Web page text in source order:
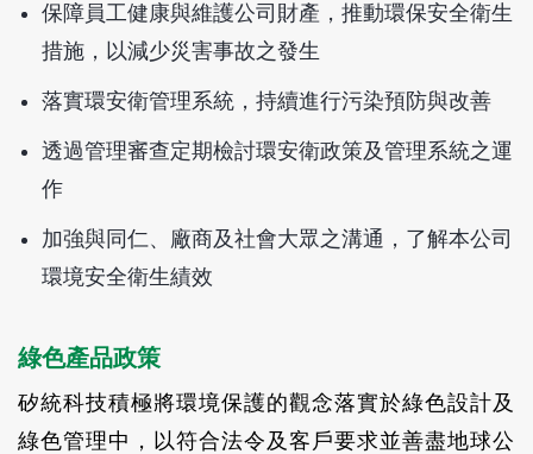
保障員工健康與維護公司財產，推動環保安全衛生
措施，以減少災害事故之發生
落實環安衛管理系統，持續進行污染預防與改善
透過管理審查定期檢討環安衛政策及管理系統之運
作
加強與同仁、廠商及社會大眾之溝通，了解本公司
環境安全衛生績效
綠色產品政策
矽統科技積極將環境保護的觀念落實於綠色設計及
綠色管理中，以符合法令及客戶要求並善盡地球公